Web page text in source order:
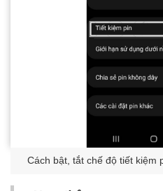
Cách bật, tắt chế độ tiết kiệm